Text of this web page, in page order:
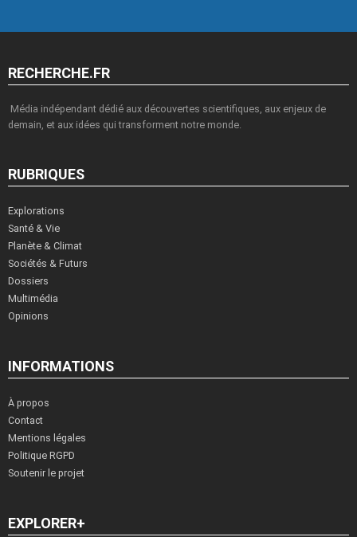
RECHERCHE.FR
Média indépendant dédié aux découvertes scientifiques, aux enjeux de
demain, et aux idées qui transforment notre monde.
RUBRIQUES
Explorations
Santé & Vie
Planète & Climat
Sociétés & Futurs
Dossiers
Multimédia
Opinions
INFORMATIONS
À propos
Contact
Mentions légales
Politique RGPD
Soutenir le projet
EXPLORER+